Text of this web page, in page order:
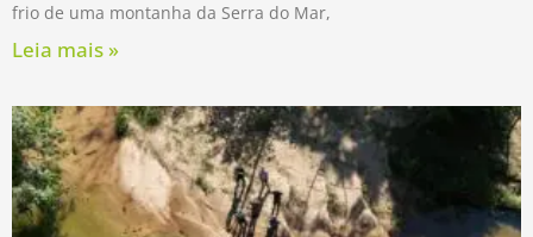
frio de uma montanha da Serra do Mar,
Leia mais »